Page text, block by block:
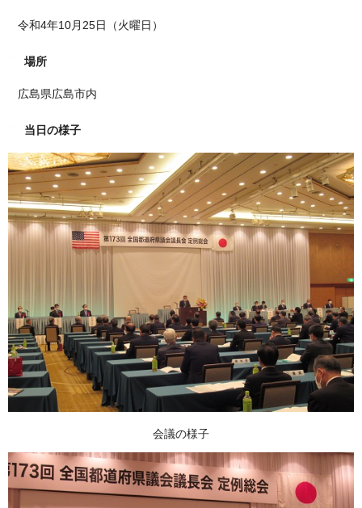
令和4年10月25日（火曜日）
場所
広島県広島市内
当日の様子
会議の様子